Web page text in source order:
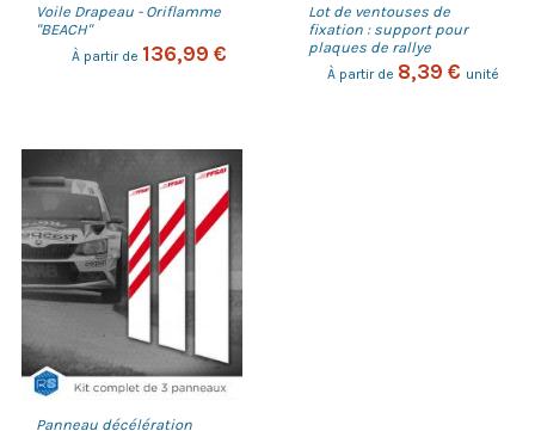
Voile Drapeau - Oriflamme
"BEACH"
À partir de 136,99 €
Lot de ventouses de
fixation : support pour
plaques de rallye
À partir de 8,39 € unité
Panneau décélération